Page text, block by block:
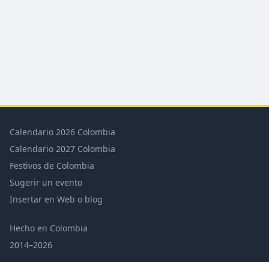
Calendario 2026 Colombia
Calendario 2027 Colombia
Festivos de Colombia
Sugerir un evento
Insertar en Web o blog
Hecho en Colombia
2014–2026